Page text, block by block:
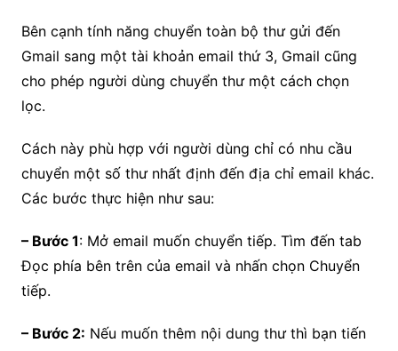
Bên cạnh tính năng chuyển toàn bộ thư gửi đến
Gmail sang một tài khoản email thứ 3, Gmail cũng
cho phép người dùng chuyển thư một cách chọn
lọc.
Cách này phù hợp với người dùng chỉ có nhu cầu
chuyển một số thư nhất định đến địa chỉ email khác.
Các bước thực hiện như sau:
– Bước 1: Mở email muốn chuyển tiếp. Tìm đến tab
Đọc phía bên trên của email và nhấn chọn Chuyển
tiếp.
– Bước 2: Nếu muốn thêm nội dung thư thì bạn tiến